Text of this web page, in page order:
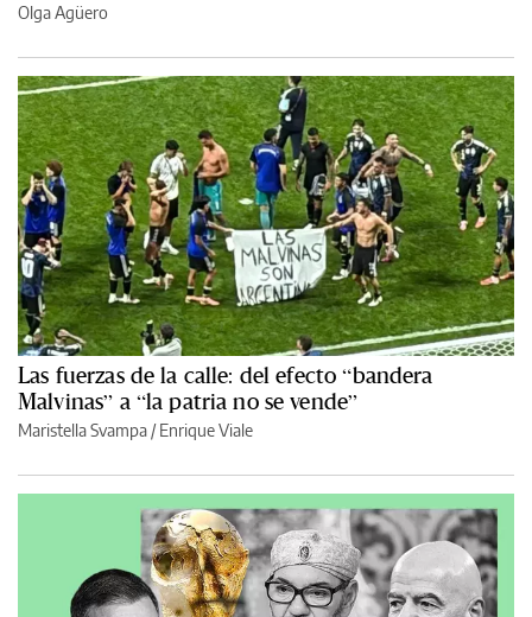
Olga Agüero
Las fuerzas de la calle: del efecto “bandera
Malvinas” a “la patria no se vende”
Maristella Svampa /Enrique Viale